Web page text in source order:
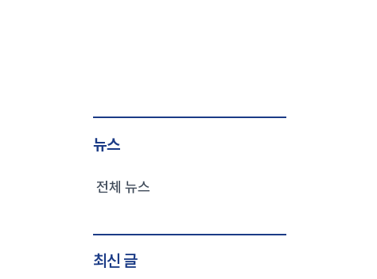
뉴스
전체 뉴스
최신 글